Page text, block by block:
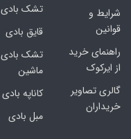
شرایط و
قوانین
راهنمای خرید
از ایرکوک
گالری تصاویر
خریداران
تشک بادی
قایق بادی
تشک بادی
ماشین
کاناپه بادی
مبل بادی